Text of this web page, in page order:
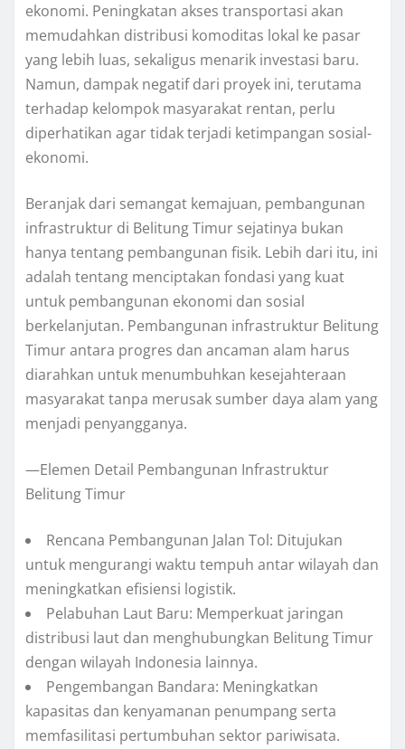
ekonomi. Peningkatan akses transportasi akan
memudahkan distribusi komoditas lokal ke pasar
yang lebih luas, sekaligus menarik investasi baru.
Namun, dampak negatif dari proyek ini, terutama
terhadap kelompok masyarakat rentan, perlu
diperhatikan agar tidak terjadi ketimpangan sosial-
ekonomi.
Beranjak dari semangat kemajuan, pembangunan
infrastruktur di Belitung Timur sejatinya bukan
hanya tentang pembangunan fisik. Lebih dari itu, ini
adalah tentang menciptakan fondasi yang kuat
untuk pembangunan ekonomi dan sosial
berkelanjutan. Pembangunan infrastruktur Belitung
Timur antara progres dan ancaman alam harus
diarahkan untuk menumbuhkan kesejahteraan
masyarakat tanpa merusak sumber daya alam yang
menjadi penyangganya.
—Elemen Detail Pembangunan Infrastruktur
Belitung Timur
Rencana Pembangunan Jalan Tol: Ditujukan
untuk mengurangi waktu tempuh antar wilayah dan
meningkatkan efisiensi logistik.
Pelabuhan Laut Baru: Memperkuat jaringan
distribusi laut dan menghubungkan Belitung Timur
dengan wilayah Indonesia lainnya.
Pengembangan Bandara: Meningkatkan
kapasitas dan kenyamanan penumpang serta
memfasilitasi pertumbuhan sektor pariwisata.